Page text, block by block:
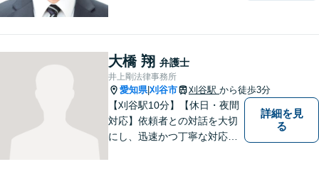
ることはございません。元警
察官の経験を活かした交通事
故事案対応もいたします。
大橋 翔 弁護士
井上剛法律事務所
愛知県|刈谷市 刈谷駅 から徒歩3分
【刈谷駅10分】【休日・夜間
対応】依頼者との対話を大切
にし、迅速かつ丁寧な対応を
詳細を見
る